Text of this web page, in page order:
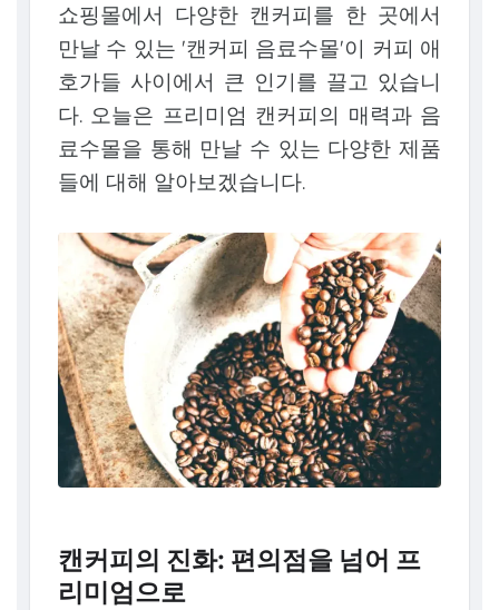
쇼핑몰에서 다양한 캔커피를 한 곳에서
만날 수 있는 '캔커피 음료수몰'이 커피 애
호가들 사이에서 큰 인기를 끌고 있습니
다. 오늘은 프리미엄 캔커피의 매력과 음
료수몰을 통해 만날 수 있는 다양한 제품
들에 대해 알아보겠습니다.
캔커피의 진화: 편의점을 넘어 프
리미엄으로